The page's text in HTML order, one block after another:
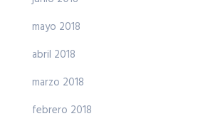
mayo 2018
abril 2018
marzo 2018
febrero 2018